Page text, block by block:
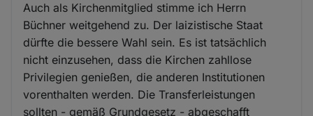
Auch als Kirchenmitglied stimme ich Herrn
Büchner weitgehend zu. Der laizistische Staat
dürfte die bessere Wahl sein. Es ist tatsächlich
nicht einzusehen, dass die Kirchen zahllose
Privilegien genießen, die anderen Institutionen
vorenthalten werden. Die Transferleistungen
sollten - gemäß Grundgesetz - abgeschafft